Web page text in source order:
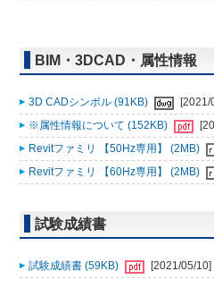
BIM・3DCAD・属性情報
3D CADシンボル (91KB)
[2021/
※属性情報について (152KB)
Revitファミリ 【50Hz専用】 (2MB)
Revitファミリ 【60Hz専用】 (2MB)
試験成績書
試験成績書 (59KB) [2021/05/10]